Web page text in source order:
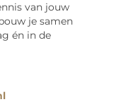
van jouw
je samen
én in de